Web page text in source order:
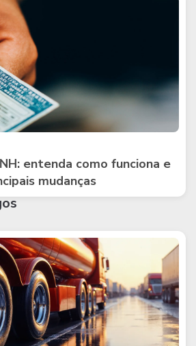
entenda como funciona e
mudanças